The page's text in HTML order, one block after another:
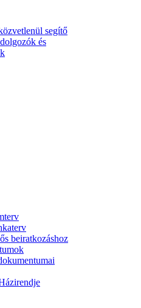
segítő
és
beiratkozáshoz